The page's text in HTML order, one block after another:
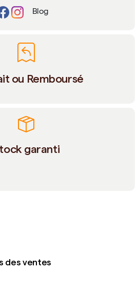
Blog
ou Remboursé
garanti
des ventes